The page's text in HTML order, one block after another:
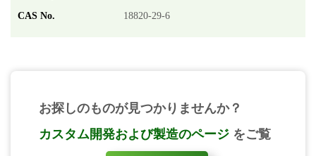
18820-29-6
お探しのものが見つかりませんか？
カスタム開発および製造のページ をご覧